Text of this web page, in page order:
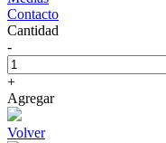
Contacto
Cantidad
-
+
Agregar
Volver